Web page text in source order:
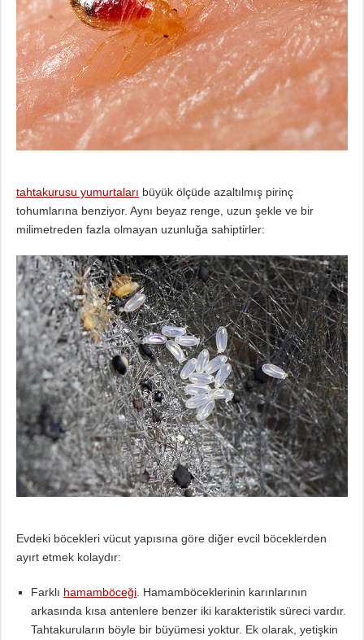
tahtakurusu yumurtaları büyük ölçüde azaltılmış pirinç
tohumlarına benziyor. Aynı beyaz renge, uzun şekle ve bir
milimetreden fazla olmayan uzunluğa sahiptirler:
Evdeki böcekleri vücut yapısına göre diğer evcil böceklerden
ayırt etmek kolaydır:
Farklı hamamböceği. Hamamböceklerinin karınlarının
arkasında kısa antenlere benzer iki karakteristik süreci vardır.
Tahtakuruların böyle bir büyümesi yoktur. Ek olarak, yetişkin